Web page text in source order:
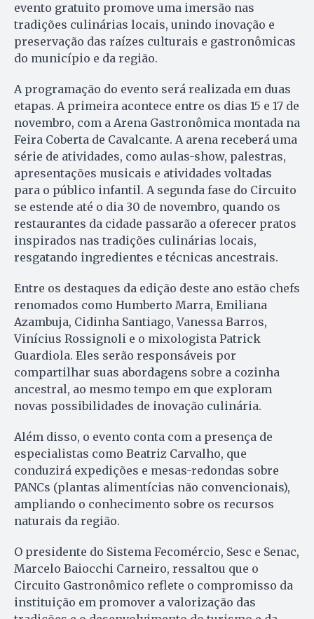
evento gratuito promove uma imersão nas
tradições culinárias locais, unindo inovação e
preservação das raízes culturais e gastronômicas
do município e da região.
A programação do evento será realizada em duas
etapas. A primeira acontece entre os dias 15 e 17 de
novembro, com a Arena Gastronômica montada na
Feira Coberta de Cavalcante. A arena receberá uma
série de atividades, como aulas-show, palestras,
apresentações musicais e atividades voltadas
para o público infantil. A segunda fase do Circuito
se estende até o dia 30 de novembro, quando os
restaurantes da cidade passarão a oferecer pratos
inspirados nas tradições culinárias locais,
resgatando ingredientes e técnicas ancestrais.
Entre os destaques da edição deste ano estão chefs
renomados como Humberto Marra, Emiliana
Azambuja, Cidinha Santiago, Vanessa Barros,
Vinícius Rossignoli e o mixologista Patrick
Guardiola. Eles serão responsáveis por
compartilhar suas abordagens sobre a cozinha
ancestral, ao mesmo tempo em que exploram
novas possibilidades de inovação culinária.
Além disso, o evento conta com a presença de
especialistas como Beatriz Carvalho, que
conduzirá expedições e mesas-redondas sobre
PANCs (plantas alimentícias não convencionais),
ampliando o conhecimento sobre os recursos
naturais da região.
O presidente do Sistema Fecomércio, Sesc e Senac,
Marcelo Baiocchi Carneiro, ressaltou que o
Circuito Gastronômico reflete o compromisso da
instituição em promover a valorização das